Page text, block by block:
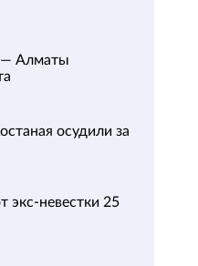
— Алматы
осудили за
экс-невестки 25